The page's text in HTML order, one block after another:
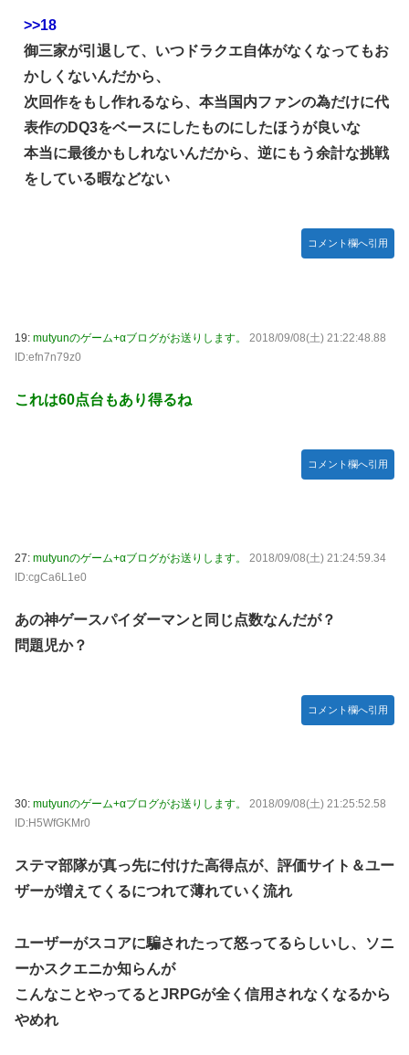
>>18
御三家が引退して、いつドラクエ自体がなくなってもお
かしくないんだから、
次回作をもし作れるなら、本当国内ファンの為だけに代
表作のDQ3をベースにしたものにしたほうが良いな
本当に最後かもしれないんだから、逆にもう余計な挑戦
をしている暇などない
コメント欄へ引用
19: mutyunのゲーム+αブログがお送りします。
2018/09/08(土) 21:22:48.88
ID:efn7n79z0
これは60点台もあり得るね
コメント欄へ引用
27: mutyunのゲーム+αブログがお送りします。
2018/09/08(土) 21:24:59.34
ID:cgCa6L1e0
あの神ゲースパイダーマンと同じ点数なんだが？
問題児か？
コメント欄へ引用
30: mutyunのゲーム+αブログがお送りします。
2018/09/08(土) 21:25:52.58
ID:H5WfGKMr0
ステマ部隊が真っ先に付けた高得点が、評価サイト＆ユー
ザーが増えてくるにつれて薄れていく流れ
ユーザーがスコアに騙されたって怒ってるらしいし、ソニ
ーかスクエニか知らんが
こんなことやってるとJRPGが全く信用されなくなるから
やめれ